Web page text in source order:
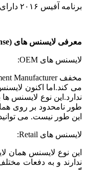
برنامه آفیس ۲۰۱۶ دارای پلن های مختلف می باشد که مهمترین پلن های آفلاین شامل:
معرفی لایسنس های (License) مختلف آفیس:
لایسنس های OEM:
ندارد.این نوع لایسنس
طور نامحدود بر روی
این طور نیست. می
لایسنس های Retail:
این نوع لایسنس همان